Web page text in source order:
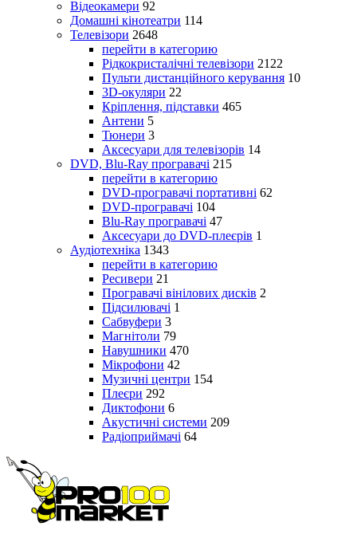
Відеокамери 92
Домашні кінотеатри 114
Телевізори 2648
перейти в категорию
Рідкокристалічні телевізори 2122
Пульти дистанційного керування 10
3D-окуляри 22
Кріплення, підставки 465
Антени 5
Тюнери 3
Аксесуари для телевізорів 14
DVD, Blu-Ray програвачі 215
перейти в категорию
DVD-програвачі портативні 62
DVD-програвачі 104
Blu-Ray програвачі 47
Аксесуари до DVD-плеєрів 1
Аудіотехніка 1343
перейти в категорию
Ресивери 21
Програвачі вінілових дисків 2
Підсилювачі 1
Сабвуфери 3
Магнітоли 79
Навушники 470
Мікрофони 42
Музичні центри 154
Плеєри 292
Диктофони 6
Акустичні системи 209
Радіоприймачі 64